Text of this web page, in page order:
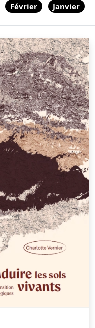
Février Janvier